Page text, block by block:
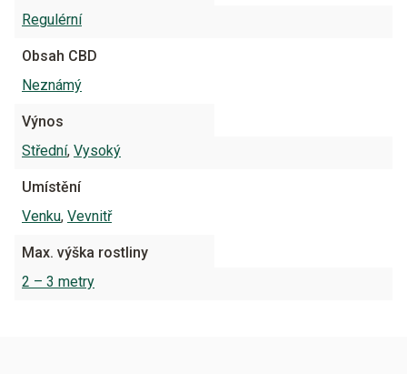
Regulérní
Obsah CBD
Neznámý
Výnos
Střední, Vysoký
Umístění
Venku, Vevnitř
Max. výška rostliny
2 – 3 metry